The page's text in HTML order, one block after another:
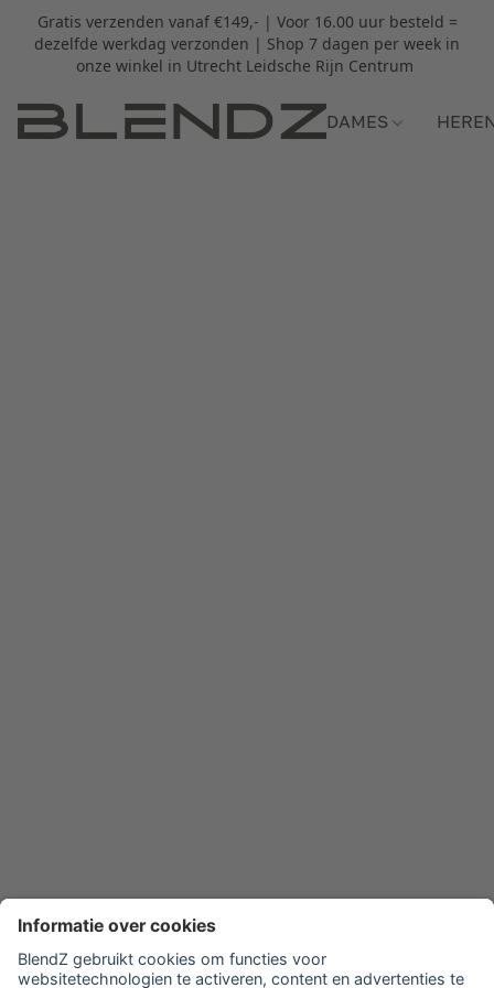
Gratis verzenden vanaf €149,- | Voor 16.00 uur besteld =
dezelfde werkdag verzonden | Shop 7 dagen per week in
onze winkel in Utrecht Leidsche Rijn Centrum
DAMES